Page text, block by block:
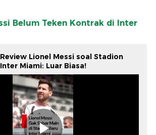
Belum Teken Kontrak di Inter
Lionel Messi soal Stadion
Miami: Luar Biasa!